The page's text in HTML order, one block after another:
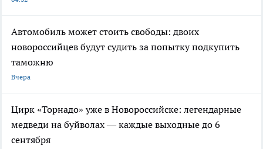
Автомобиль может стоить свободы: двоих
новороссийцев будут судить за попытку подкупить
таможню
Вчера
Цирк «Торнадо» уже в Новороссийске: легендарные
медведи на буйволах — каждые выходные до 6
сентября